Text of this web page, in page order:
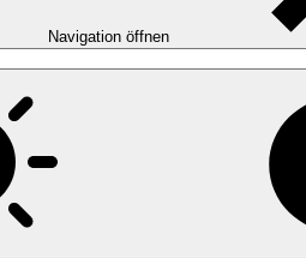
Navigation öffnen